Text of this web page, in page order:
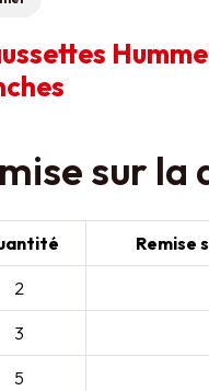
sur
Remise
2
3
5